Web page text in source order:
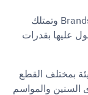
وتمتلك
عليها بقدرات
بمختلف القطع
السنين والمواسم